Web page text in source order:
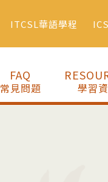
ITCSL華語學程
常見問題
FAQ
學習